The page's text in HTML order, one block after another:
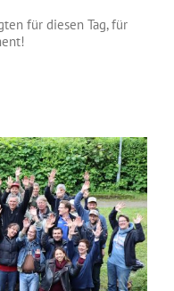
für diesen Tag, für